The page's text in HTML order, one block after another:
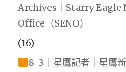
Archives｜Starry Eagle
Office（SENO）
(16)
8-3｜星鷹記者｜星鷹